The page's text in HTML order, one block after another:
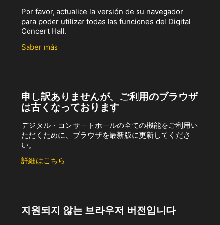
Por favor, actualice la versión de su navegador
para poder utilizar todas las funciones del Digital
Concert Hall.
Saber más
申し訳ありませんが、ご利用のブラウザ
は古くなっております
デジタル・コンサートホールの全ての機能をご利用い
ただくために、ブラウザを最新版に更新してくださ
い。
詳細はこちら
지원되지 않는 브라우저 버전입니다